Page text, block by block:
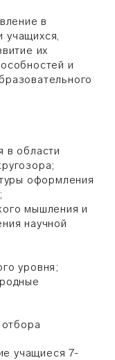
в
учащихся,
их
и
в области
оформления
мышления и
научной
уровня;
учащиеся 7-